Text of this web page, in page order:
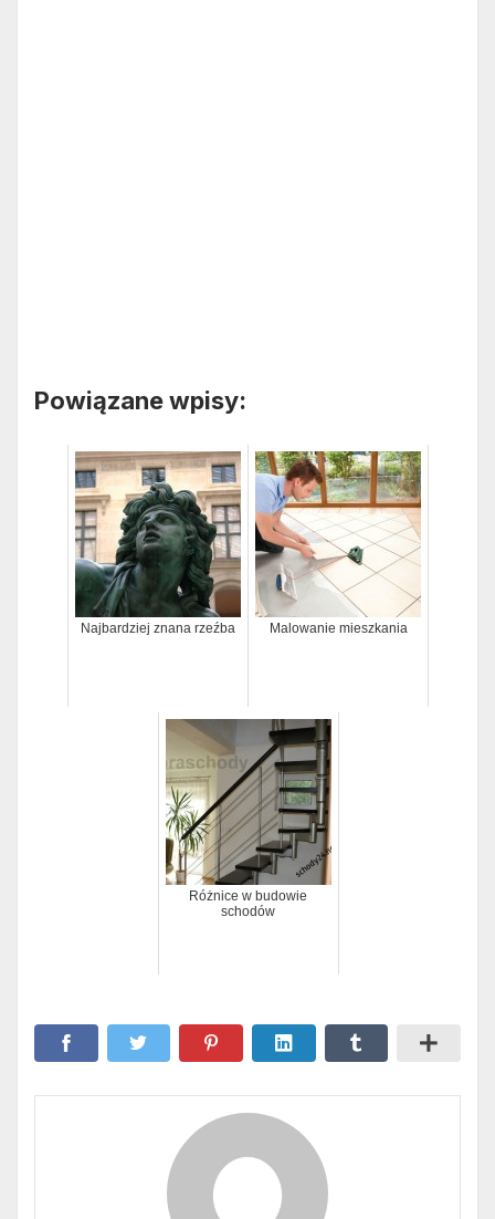
Powiązane wpisy:
Najbardziej znana rzeźba Malowanie mieszkania
Różnice w budowie
schodów